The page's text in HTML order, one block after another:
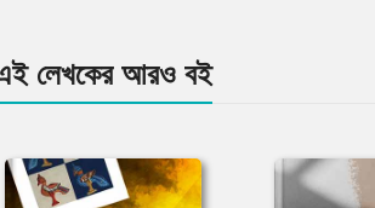
লেখকের আরও বই